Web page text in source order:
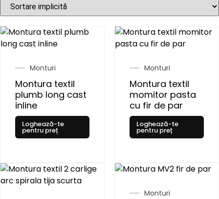
Monturi
Montura textil
plumb long cast
inline
Loghează-te
pentru preț
Monturi
Montura textil
momitor pasta
cu fir de par
Loghează-te
pentru preț
Monturi